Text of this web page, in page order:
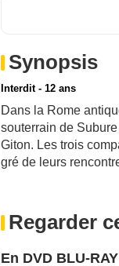
Synopsis
Interdit - 12 ans
Dans la Rome
souterrain de
Giton. Les trois
gré de leurs
Regarder
En DVD BLU-RAY